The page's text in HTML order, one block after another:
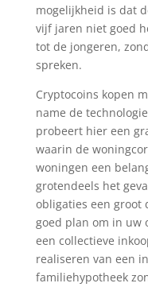
mogelijkheid is dat
vijf jaren niet goed
tot de jongeren,
spreken.
Cryptocoins kopen
name de
probeert hier een
waarin de
woningen een
grotendeels het
obligaties een groot
goed plan om in uw
een collectieve
realiseren van een
familiehypotheek